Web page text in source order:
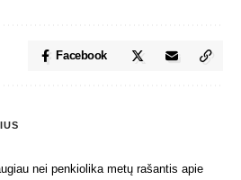
Facebook
nei penkiolika metų rašantis apie